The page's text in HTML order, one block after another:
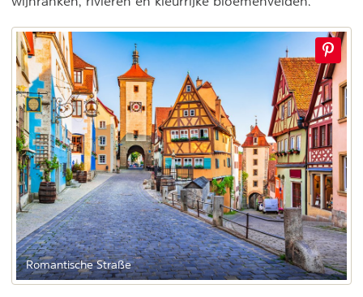
Romantische Straße